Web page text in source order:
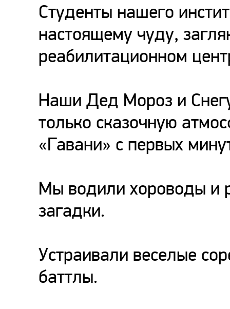
Студенты нашего
настоящему чуду,
реабилитационном
Наши Дед Мороз и
только сказочную
«Гавани» с первых
Мы водили хороводы и
загадки.
Устраивали веселые
баттлы.